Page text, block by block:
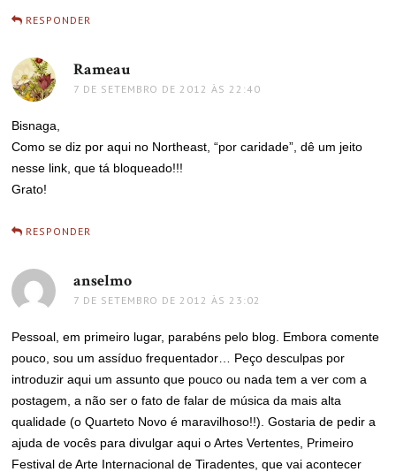
RESPONDER
Rameau
7 DE SETEMBRO DE 2012 ÀS 22:40
Bisnaga,
Como se diz por aqui no Northeast, “por caridade”, dê um jeito
nesse link, que tá bloqueado!!!
Grato!
RESPONDER
anselmo
7 DE SETEMBRO DE 2012 ÀS 23:02
Pessoal, em primeiro lugar, parabéns pelo blog. Embora comente
pouco, sou um assíduo frequentador… Peço desculpas por
introduzir aqui um assunto que pouco ou nada tem a ver com a
postagem, a não ser o fato de falar de música da mais alta
qualidade (o Quarteto Novo é maravilhoso!!). Gostaria de pedir a
ajuda de vocês para divulgar aqui o Artes Vertentes, Primeiro
Festival de Arte Internacional de Tiradentes, que vai acontecer